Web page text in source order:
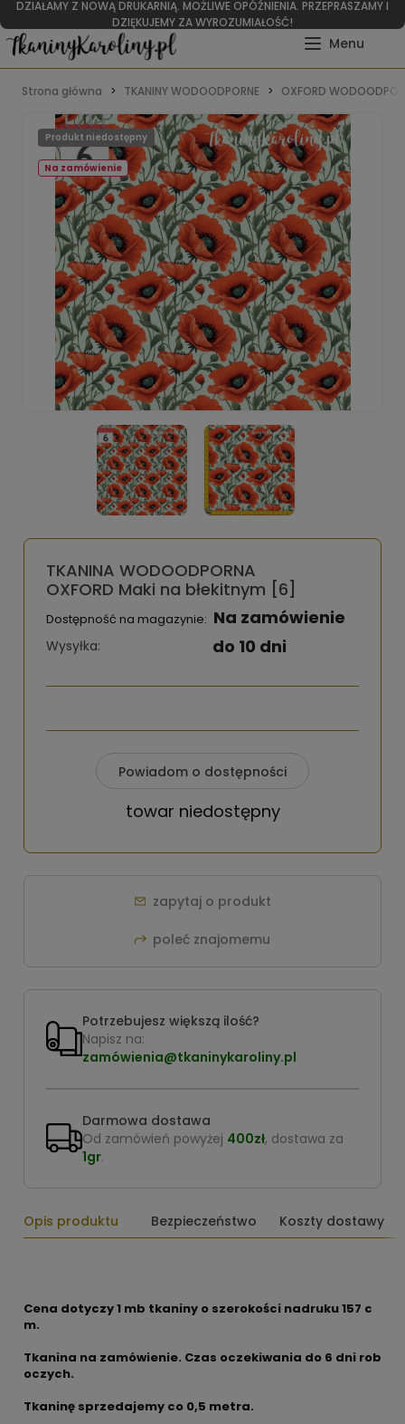
DZIAŁAMY Z NOWĄ DRUKARNIĄ. MOŻLIWE OPÓŹNIENIA. PRZEPRASZAMY I
DZIĘKUJEMY ZA WYROZUMIAŁOŚĆ!
Strona główna TKANINY WODOODPORNE OXFORD
Na zamówienie
Produkt niedostępny
TKANINA WODOODPORNA
OXFORD Maki na błekitnym [6]
Dostępność na magazynie: Na zamówienie
Wysyłka: do 10 dni
Powiadom o dostępności
towar niedostępny
zapytaj o produkt
poleć znajomemu
Potrzebujesz większą ilość?
Napisz na:
zamówienia@tkaninykaroliny.pl
Darmowa dostawa
Od zamówień powyżej 400zł, dostawa za
1gr.
Opis produktu Bezpieczeństwo Koszty dostawy
Cena dotyczy 1 mb tkaniny o szerokości nadruku 157 c
m.
Tkanina na zamówienie. Czas oczekiwania do 6 dni rob
oczych.
Tkaninę sprzedajemy co 0,5 metra.